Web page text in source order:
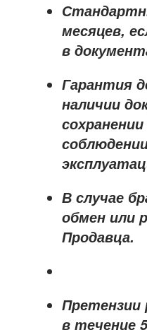
месяцев,
в
Гарантия
наличии
В случае
обмен или
Продавца.
в течение